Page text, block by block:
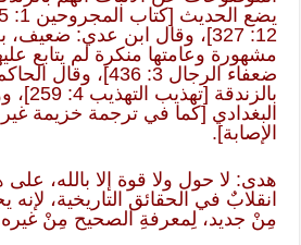
12: 327]، وقال ابن عدي:
مشهورة وعامتها منكرة لم يتابع
ضعفاء الرجال 3: 436]،
البغدادي [كما في ترجمة خزيمة
الإصابة].
هدى: لا حول ولا قوة إلا بالله،
انقلابٌ في الحقائق التاريخية،
مِنْ جديد، لِمعرفةِ الصحيح مِنْ